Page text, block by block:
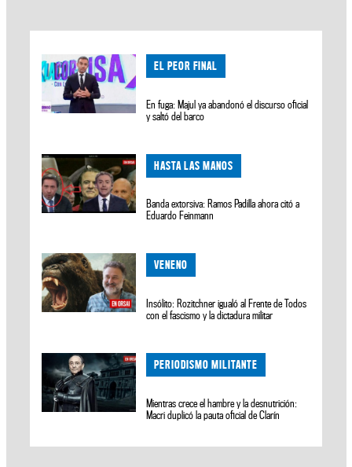
EL PEOR FINAL
En fuga: Majul ya abandonó el discurso oficial
y saltó del barco
HASTA LAS MANOS
Banda extorsiva: Ramos Padilla ahora citó a
Eduardo Feinmann
VENENO
Insólito: Rozitchner igualó al Frente de Todos
con el fascismo y la dictadura militar
PERIODISMO MILITANTE
Mientras crece el hambre y la desnutrición:
Macri duplicó la pauta oficial de Clarín